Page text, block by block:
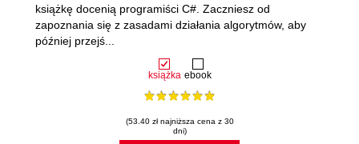
książka ebook
(53.40 zł najniższa cena z 30
dni)
książkę docenią programiści C#. Zaczniesz od
zapoznania się z zasadami działania algorytmów, aby
później przejś...